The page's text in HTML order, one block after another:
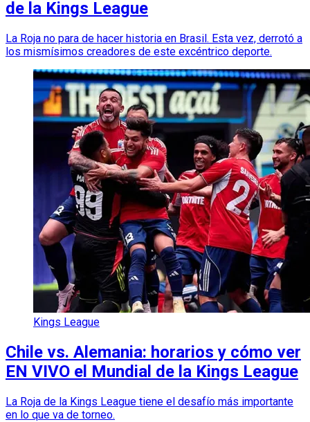
de la Kings League
La Roja no para de hacer historia en Brasil. Esta vez, derrotó a
los mismísimos creadores de este excéntrico deporte.
Kings League
Chile vs. Alemania: horarios y cómo ver
EN VIVO el Mundial de la Kings League
La Roja de la Kings League tiene el desafío más importante
en lo que va de torneo.